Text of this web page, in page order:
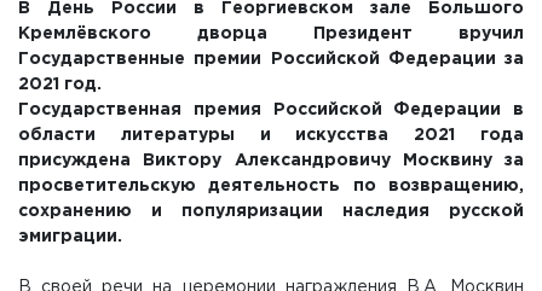
В День России в Георгиевском зале Большого
Кремлёвского дворца Президент вручил
Государственные премии Российской Федерации за
2021 год.
Государственная премия Российской Федерации в
области литературы и искусства 2021 года
присуждена Виктору Александровичу Москвину за
просветительскую деятельность по возвращению,
сохранению и популяризации наследия русской
эмиграции.
В своей речи на церемонии награждения В.А. Москвин